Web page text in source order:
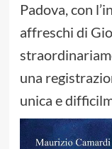
Padova, con
affreschi di
una
unica e